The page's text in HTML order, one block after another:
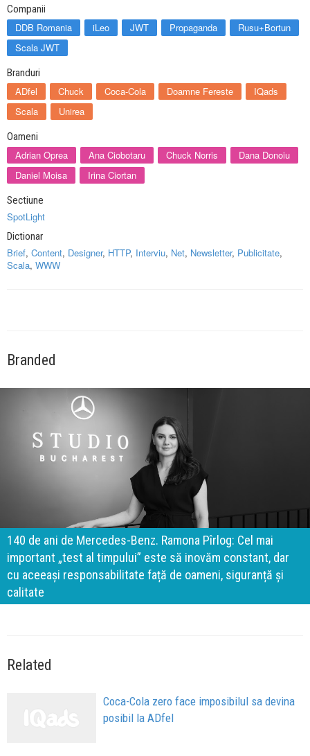
Companii
DDB Romania iLeo JWT Propaganda
Rusu+Bortun
Scala JWT
Branduri
ADfel Chuck Coca-Cola Doamne Fereste
IQads
Scala
Unirea
Oameni
Adrian Oprea Ana Ciobotaru Chuck Norris
Dana Donoiu
Daniel Moisa
Irina Ciortan
Sectiune
SpotLight
Dictionar
Brief, Content, Designer, HTTP, Interviu, Net, Newsletter, Publicitate,
Scala, WWW
Branded
140 de ani de Mercedes-Benz. Ramona Pîrlog: Cel mai
important „test al timpului” este să inovăm constant, dar
cu aceeași responsabilitate față de oameni, siguranță și
calitate
Related
Coca-Cola zero face imposibilul sa devina
posibil la ADfel